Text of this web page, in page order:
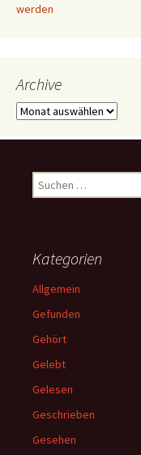
werden
Archive
Archive
Suchen
nach:
Kategorien
Allgemein
Gefunden
Gehört
Gelebt
Gelesen
Geschrieben
Gesehen